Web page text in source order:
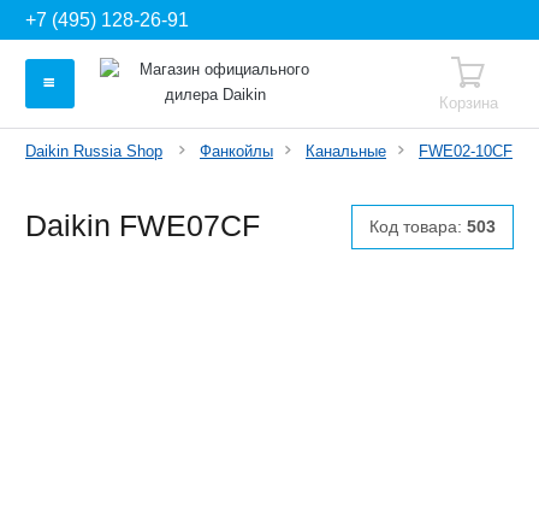
+7 (495) 128-26-91
Корзина
Daikin Russia Shop Фанкойлы Канальные FWE02-10CF
Daikin FWE07CF Код товара: 503